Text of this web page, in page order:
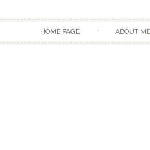
HOME PAGE ABOUT ME